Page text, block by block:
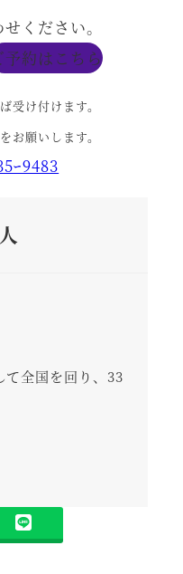
ください。
予約はこちら
受け付けます。
お願いします。
ｰ9483
て全国を回り、33